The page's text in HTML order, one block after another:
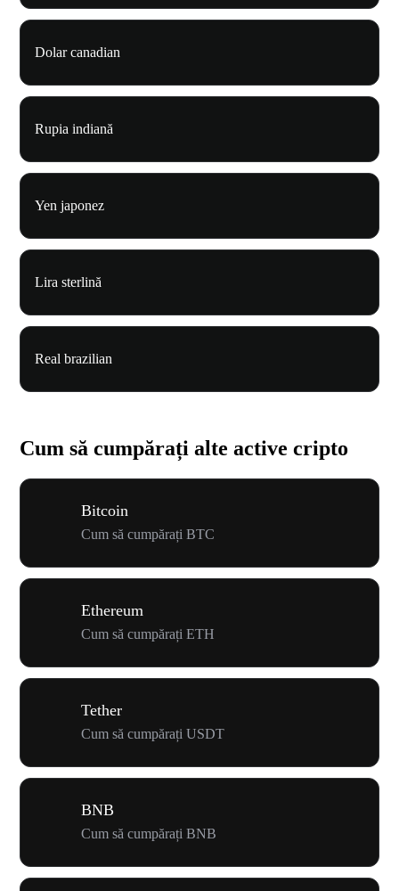
Dolar canadian
Rupia indiană
Yen japonez
Lira sterlină
Real brazilian
Cum să cumpărați alte active cripto
Bitcoin
Cum să cumpărați BTC
Ethereum
Cum să cumpărați ETH
Tether
Cum să cumpărați USDT
BNB
Cum să cumpărați BNB